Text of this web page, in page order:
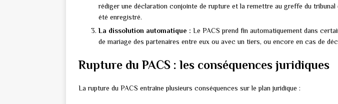
rédiger une déclaration conjointe de rupture et la remettre au greffe du tribunal
été enregistré.
La dissolution automatique : Le PACS prend fin automatiquement dans
de mariage des partenaires entre eux ou avec un tiers, ou encore en cas de
Rupture du PACS : les conséquences juridiques
La rupture du PACS entraîne plusieurs conséquences sur le plan juridique :